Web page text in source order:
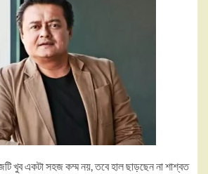
খুব একটা সহজ কম্ম নয়, তবে হাল ছাড়ছেন না শাশ্বত